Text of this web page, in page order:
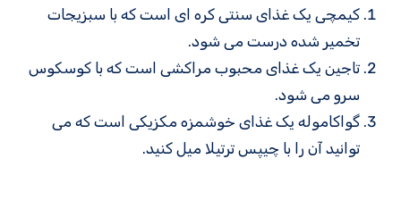
کیمچی یک غذای سنتی کره ای است که با سبزیجات
تخمیر شده درست می شود.
تاجین یک غذای محبوب مراکشی است که با کوسکوس
سرو می شود.
گواکاموله یک غذای خوشمزه مکزیکی است که می
توانید آن را با چیپس ترتیلا میل کنید.